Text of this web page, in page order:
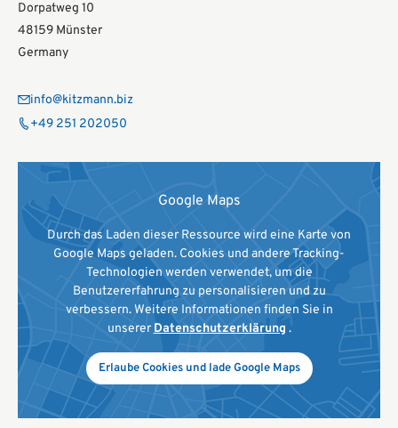
Dorpatweg 10
48159 Münster
Germany
info@kitzmann.biz
+49 251 202050
Google Maps
Durch das Laden dieser Ressource wird eine Karte von
Google Maps geladen. Cookies und andere Tracking-
Technologien werden verwendet, um die
Benutzererfahrung zu personalisieren und zu
verbessern. Weitere Informationen finden Sie in
unserer Datenschutzerklärung .
Erlaube Cookies und lade Google Maps